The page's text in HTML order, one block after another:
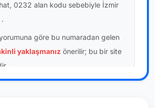
0232 alan kodu sebebiyle İzmir
.
yorumuna göre bu numaradan gelen
yaklaşmanız önerilir; bu bir site
kullanıcı bildirimlerine dayanır;